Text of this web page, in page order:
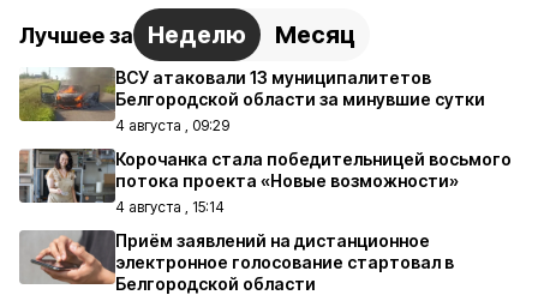
Лучшее за Неделю Месяц
ВСУ атаковали 13 муниципалитетов
Белгородской области за минувшие сутки
4 августа , 09:29
Корочанка стала победительницей восьмого
потока проекта «Новые возможности»
4 августа , 15:14
Приём заявлений на дистанционное
электронное голосование стартовал в
Белгородской области